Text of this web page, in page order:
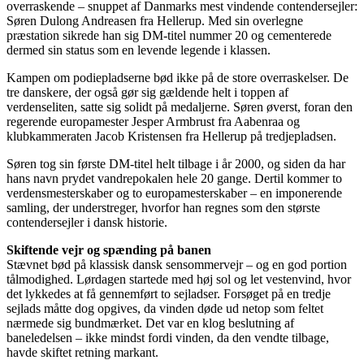
overraskende – snuppet af Danmarks mest vindende contendersejler:
Søren Dulong Andreasen fra Hellerup. Med sin overlegne
præstation sikrede han sig DM-titel nummer 20 og cementerede
dermed sin status som en levende legende i klassen.
Kampen om podiepladserne bød ikke på de store overraskelser. De
tre danskere, der også gør sig gældende helt i toppen af
verdenseliten, satte sig solidt på medaljerne. Søren øverst, foran den
regerende europamester Jesper Armbrust fra Aabenraa og
klubkammeraten Jacob Kristensen fra Hellerup på tredjepladsen.
Søren tog sin første DM-titel helt tilbage i år 2000, og siden da har
hans navn prydet vandrepokalen hele 20 gange. Dertil kommer to
verdensmesterskaber og to europamesterskaber – en imponerende
samling, der understreger, hvorfor han regnes som den største
contendersejler i dansk historie.
Skiftende vejr og spænding på banen
Stævnet bød på klassisk dansk sensommervejr – og en god portion
tålmodighed. Lørdagen startede med høj sol og let vestenvind, hvor
det lykkedes at få gennemført to sejladser. Forsøget på en tredje
sejlads måtte dog opgives, da vinden døde ud netop som feltet
nærmede sig bundmærket. Det var en klog beslutning af
baneledelsen – ikke mindst fordi vinden, da den vendte tilbage,
havde skiftet retning markant.